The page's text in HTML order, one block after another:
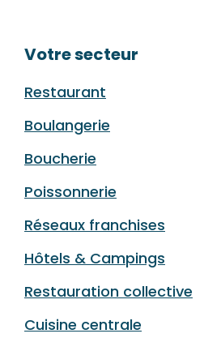
Votre secteur
Restaurant
Boulangerie
Boucherie
Poissonnerie
Réseaux franchises
Hôtels & Campings
Restauration collective
Cuisine centrale